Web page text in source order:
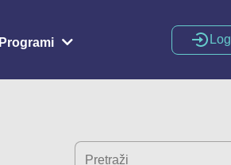
Programi